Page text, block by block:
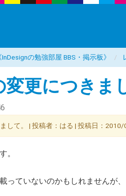
の勉強部屋 BBS・掲示板》
更につきま
して。 | 投稿者：はる | 投稿日：
。
っていないのかもしれませんが